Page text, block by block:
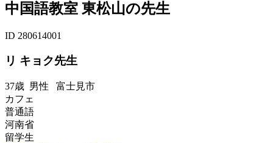
中国語教室 東松山の先生
ID 280614001
リ キョク先生
37歳 男性 富士見市
カフェ
普通語
河南省
留学生